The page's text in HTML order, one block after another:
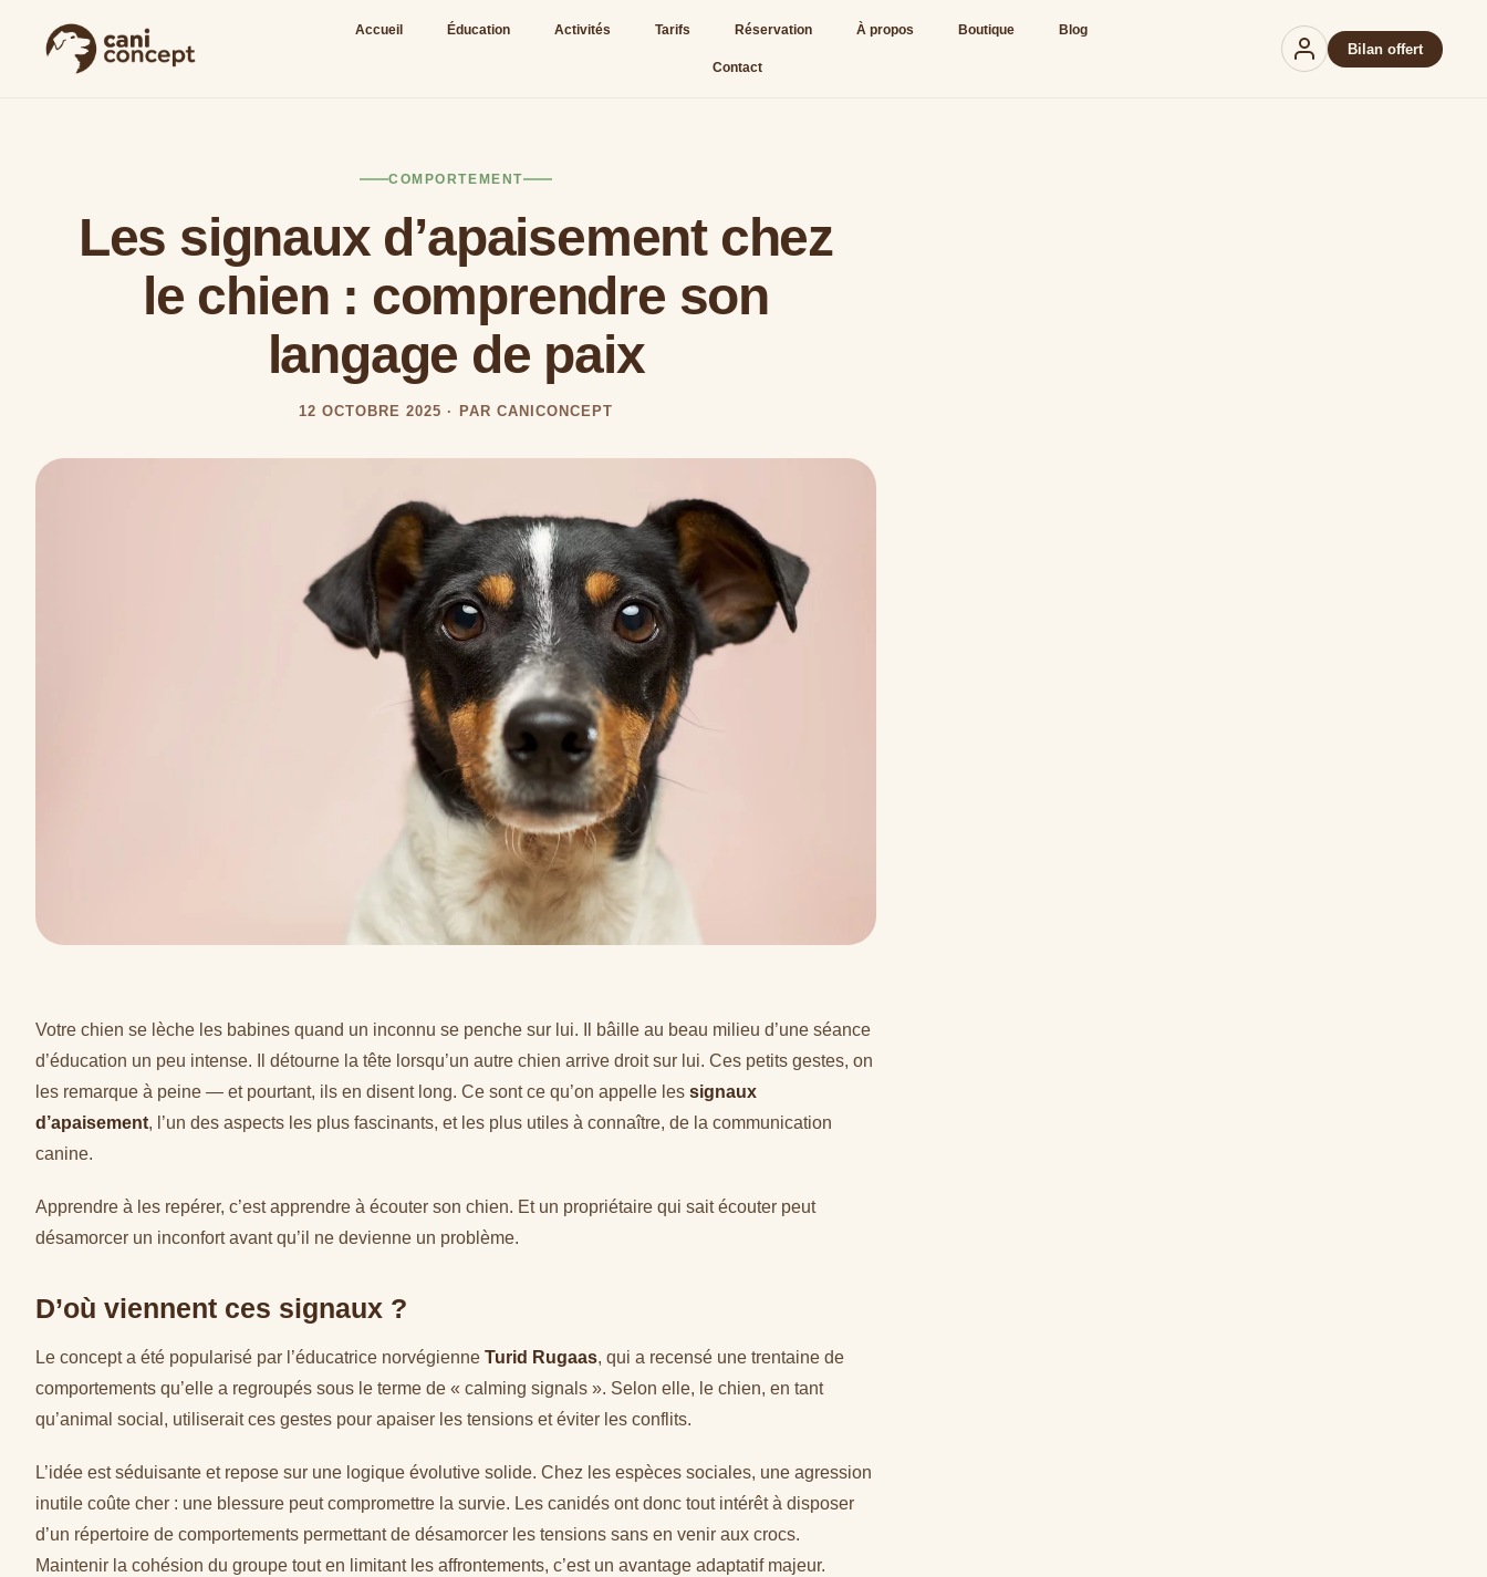
Accueil Éducation Activités Tarifs Réservation À propos Boutique Blog
Contact
Bilan offert
COMPORTEMENT
Les signaux d’apaisement chez
le chien : comprendre son
langage de paix
12 OCTOBRE 2025 · PAR CANICONCEPT
Votre chien se lèche les babines quand un inconnu se penche sur lui. Il bâille au beau milieu d’une séance
d’éducation un peu intense. Il détourne la tête lorsqu’un autre chien arrive droit sur lui. Ces petits gestes, on
les remarque à peine — et pourtant, ils en disent long. Ce sont ce qu’on appelle les signaux
d’apaisement, l’un des aspects les plus fascinants, et les plus utiles à connaître, de la communication
canine.
Apprendre à les repérer, c’est apprendre à écouter son chien. Et un propriétaire qui sait écouter peut
désamorcer un inconfort avant qu’il ne devienne un problème.
D’où viennent ces signaux ?
Le concept a été popularisé par l’éducatrice norvégienne Turid Rugaas, qui a recensé une trentaine de
comportements qu’elle a regroupés sous le terme de « calming signals ». Selon elle, le chien, en tant
qu’animal social, utiliserait ces gestes pour apaiser les tensions et éviter les conflits.
L’idée est séduisante et repose sur une logique évolutive solide. Chez les espèces sociales, une agression
inutile coûte cher : une blessure peut compromettre la survie. Les canidés ont donc tout intérêt à disposer
d’un répertoire de comportements permettant de désamorcer les tensions sans en venir aux crocs.
Maintenir la cohésion du groupe tout en limitant les affrontements, c’est un avantage adaptatif majeur.